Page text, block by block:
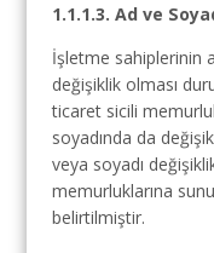
1.1.1.3. Ad ve
İşletme sahiplerinin
değişiklik olması
ticaret sicili
soyadında da
veya soyadı
memurluklarına
belirtilmiştir.